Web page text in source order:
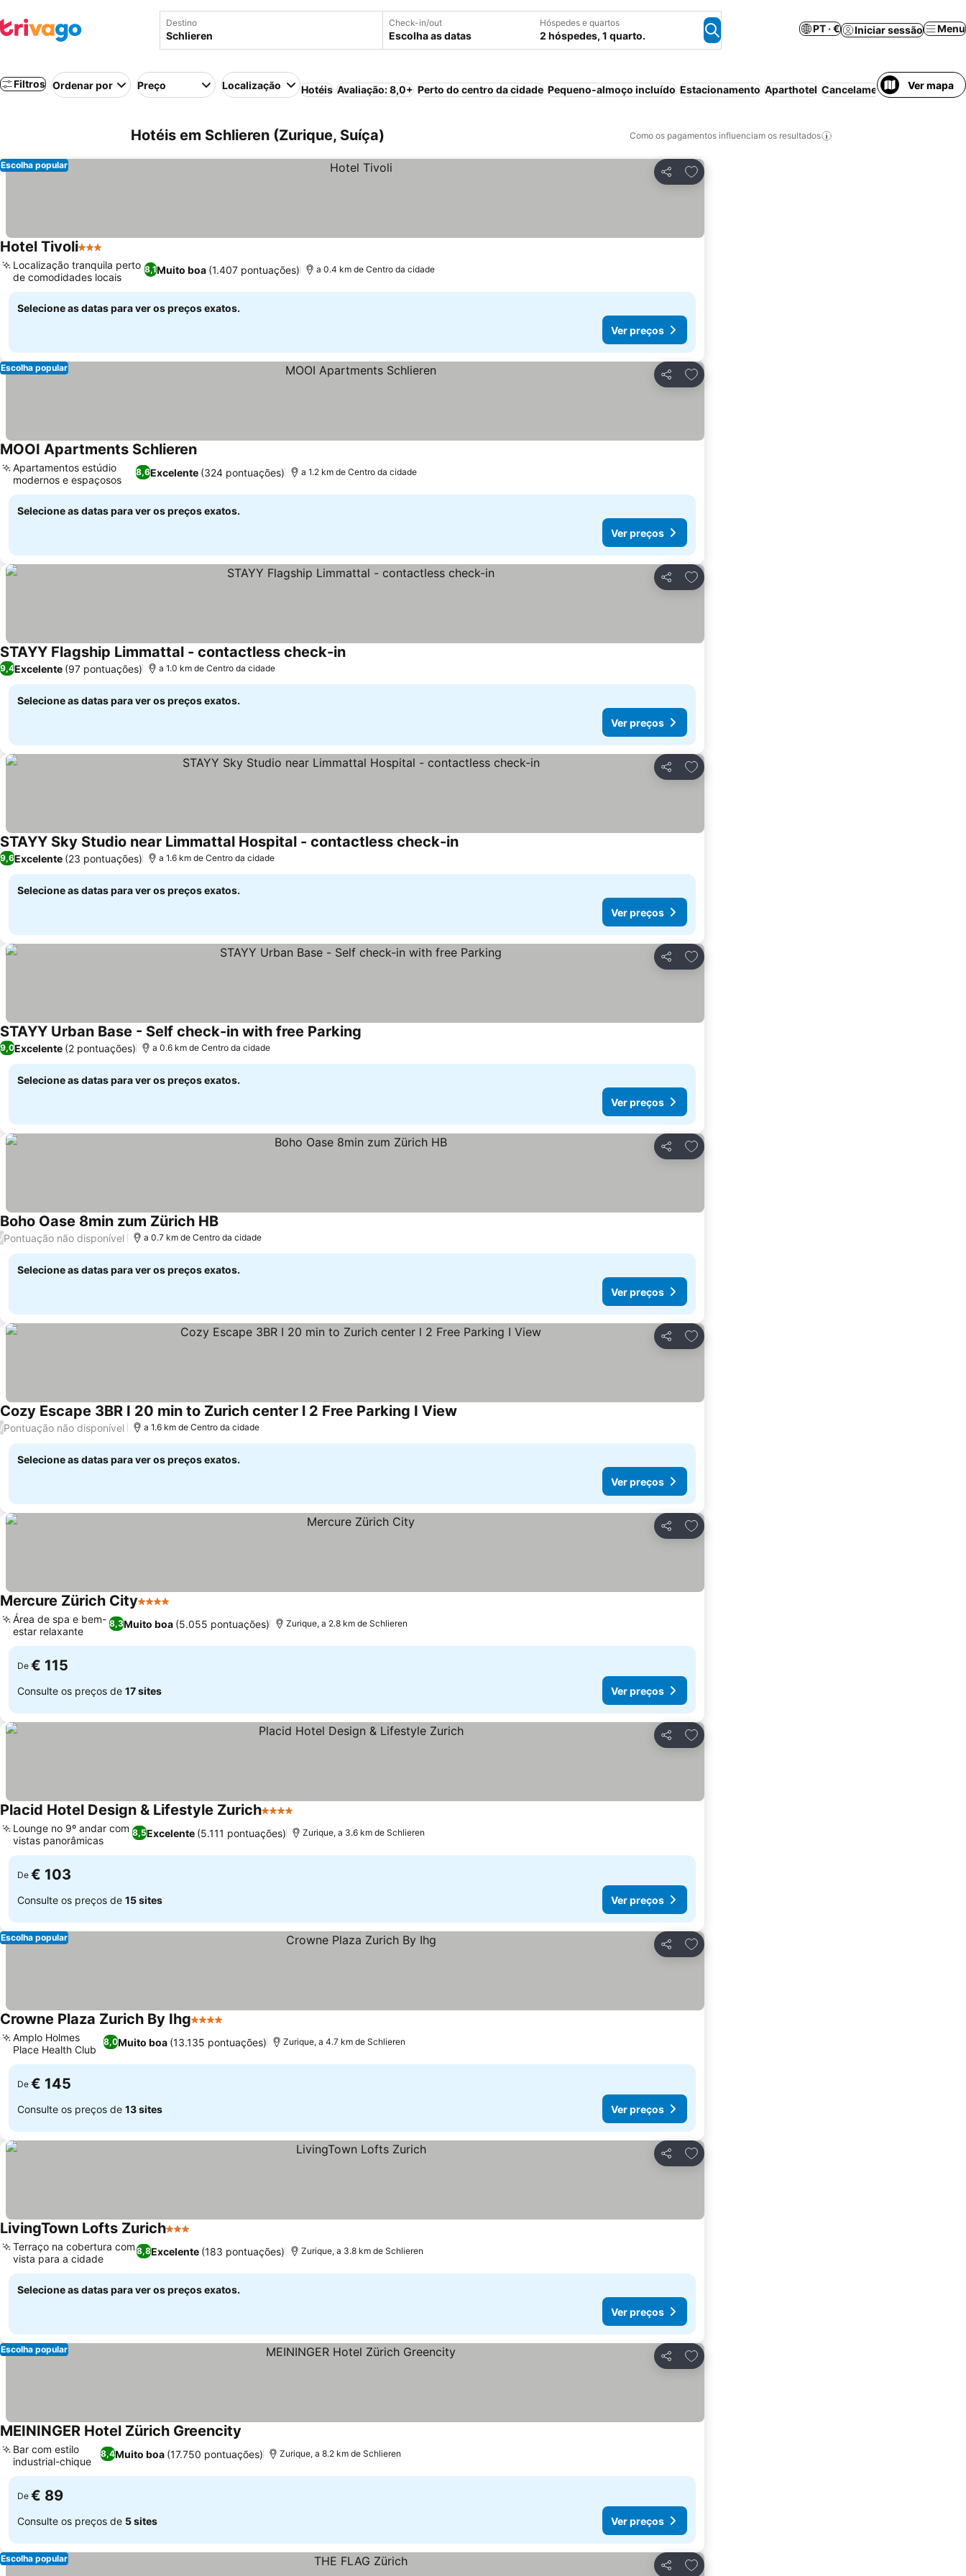
Destino Check-in/out
Escolha as datas
Hóspedes e quartos
2 hóspedes, 1 quarto.
PT · € Iniciar sessão Menu
Filtros Ordenar por Preço Localização Hotéis Avaliação: 8,0+ Perto do centro da cidade Pequeno-almoço incluído Estacionamento Aparthotel Cancelamento gratuito
Ver mapa
Hotéis em Schlieren (Zurique, Suíça) Como os pagamentos influenciam os resultados
Partilhar
Adicionar aos favoritos
Escolha popular
Hotel Tivoli3 Estrelas
8,1Muito boa (1.407 pontuações)
Localização tranquila perto
de comodidades locais
a 0.4 km de Centro da cidade
Selecione as datas para ver os preços exatos.
Ver preços
Partilhar
Adicionar aos favoritos
Escolha popular
MOOI Apartments Schlieren
8,6Excelente (324 pontuações)
Apartamentos estúdio
modernos e espaçosos
a 1.2 km de Centro da cidade
Selecione as datas para ver os preços exatos.
Ver preços
Partilhar
Adicionar aos favoritos
STAYY Flagship Limmattal - contactless check-in
9,4Excelente (97 pontuações) a 1.0 km de Centro da cidade
Selecione as datas para ver os preços exatos.
Ver preços
Partilhar
Adicionar aos favoritos
STAYY Sky Studio near Limmattal Hospital - contactless check-in
9,6Excelente (23 pontuações) a 1.6 km de Centro da cidade
Selecione as datas para ver os preços exatos.
Ver preços
Partilhar
Adicionar aos favoritos
STAYY Urban Base - Self check-in with free Parking
9,0Excelente (2 pontuações) a 0.6 km de Centro da cidade
Selecione as datas para ver os preços exatos.
Ver preços
Partilhar
Adicionar aos favoritos
Boho Oase 8min zum Zürich HB
/Pontuação não disponível a 0.7 km de Centro da cidade
Selecione as datas para ver os preços exatos.
Ver preços
Partilhar
Adicionar aos favoritos
Cozy Escape 3BR I 20 min to Zurich center l 2 Free Parking I View
/Pontuação não disponível a 1.6 km de Centro da cidade
Selecione as datas para ver os preços exatos.
Ver preços
Partilhar
Adicionar aos favoritos
Mercure Zürich City4 Estrelas
8,3Muito boa (5.055 pontuações)
Área de spa e bem-
estar relaxante
Zurique, a 2.8 km de Schlieren
De € 115
Consulte os preços de 17 sites Ver preços
Partilhar
Adicionar aos favoritos
Placid Hotel Design & Lifestyle Zurich4 Estrelas
8,5Excelente (5.111 pontuações)
Lounge no 9º andar com
vistas panorâmicas
Zurique, a 3.6 km de Schlieren
De € 103
Consulte os preços de 15 sites Ver preços
Partilhar
Adicionar aos favoritos
Escolha popular
Crowne Plaza Zurich By Ihg4 Estrelas
8,0Muito boa (13.135 pontuações)
Amplo Holmes
Place Health Club
Zurique, a 4.7 km de Schlieren
De € 145
Consulte os preços de 13 sites Ver preços
Partilhar
Adicionar aos favoritos
LivingTown Lofts Zurich3 Estrelas
8,8Excelente (183 pontuações)
Terraço na cobertura com
vista para a cidade
Zurique, a 3.8 km de Schlieren
Selecione as datas para ver os preços exatos.
Ver preços
Partilhar
Adicionar aos favoritos
Escolha popular
MEININGER Hotel Zürich Greencity
8,4Muito boa (17.750 pontuações)
Bar com estilo
industrial-chique
Zurique, a 8.2 km de Schlieren
De € 89
Consulte os preços de 5 sites Ver preços
Partilhar
Adicionar aos favoritos
Escolha popular